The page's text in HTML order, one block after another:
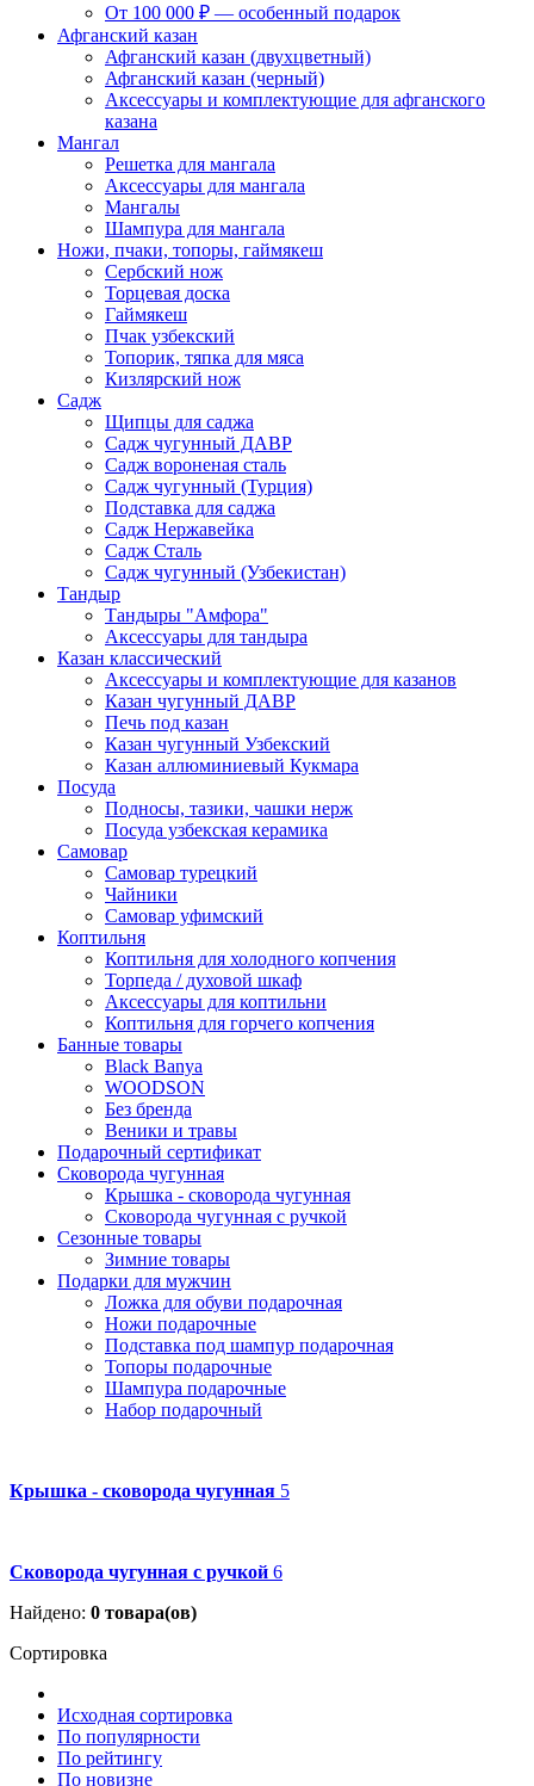
От 100 000 ₽ — особенный подарок
Афганский казан
Афганский казан (двухцветный)
Афганский казан (черный)
Аксессуары и комплектующие для афганского
казана
Мангал
Решетка для мангала
Аксессуары для мангала
Мангалы
Шампура для мангала
Ножи, пчаки, топоры, гаймякеш
Сербский нож
Торцевая доска
Гаймякеш
Пчак узбекский
Топорик, тяпка для мяса
Кизлярский нож
Садж
Щипцы для саджа
Садж чугунный ДАВР
Садж вороненая сталь
Садж чугунный (Турция)
Подставка для саджа
Садж Нержавейка
Садж Сталь
Садж чугунный (Узбекистан)
Тандыр
Тандыры "Амфора"
Аксессуары для тандыра
Казан классический
Аксессуары и комплектующие для казанов
Казан чугунный ДАВР
Печь под казан
Казан чугунный Узбекский
Казан аллюминиевый Кукмара
Посуда
Подносы, тазики, чашки нерж
Посуда узбекская керамика
Самовар
Самовар турецкий
Чайники
Самовар уфимский
Коптильня
Коптильня для холодного копчения
Торпеда / духовой шкаф
Аксессуары для коптильни
Коптильня для горчего копчения
Банные товары
Black Banya
WOODSON
Без бренда
Веники и травы
Подарочный сертификат
Сковорода чугунная
Крышка - сковорода чугунная
Сковорода чугунная с ручкой
Сезонные товары
Зимние товары
Подарки для мужчин
Ложка для обуви подарочная
Ножи подарочные
Подставка под шампур подарочная
Топоры подарочные
Шампура подарочные
Набор подарочный
Крышка - сковорода чугунная 5
Сковорода чугунная с ручкой 6
Найдено: 0 товара(ов)
Сортировка
Исходная сортировка
По популярности
По рейтингу
По новизне